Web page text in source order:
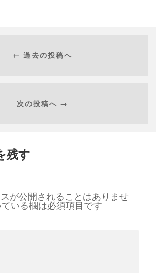
← 過去の投稿へ
次の投稿へ →
残す
が公開されることはありませ
いる欄は必須項目です